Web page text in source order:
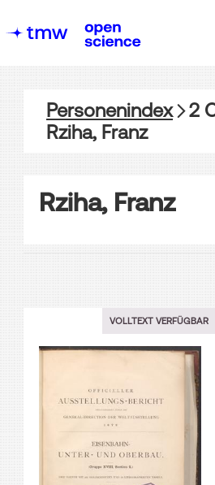
Personenindex 2
Rziha, Franz
Rziha, Franz
VOLLTEXT VERFÜGBAR